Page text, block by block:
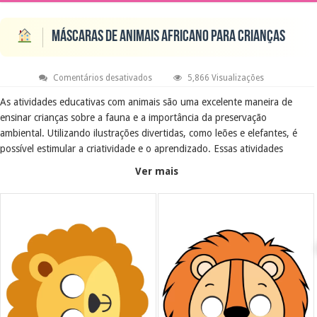
Máscaras de animais africano para crianças
Comentários desativadosem
de
animais
africano
para
crianças
5,866 Visualizações
As atividades educativas com animais são uma excelente maneira de
ensinar crianças sobre a fauna e a importância da preservação
ambiental. Utilizando ilustrações divertidas, como leões e elefantes, é
possível estimular a criatividade e o aprendizado. Essas atividades
O objetivo é proporcionar um aprendizado lúdico que envolva as
crianças no universo animal. Através de atividades práticas, como colorir
e identificar animais, as crianças desenvolvem habilidades motoras e
ampliam seu vocabulário. Além disso, essas atividades incentivam a
curiosidade e o respeito pela natureza.
Ver mais